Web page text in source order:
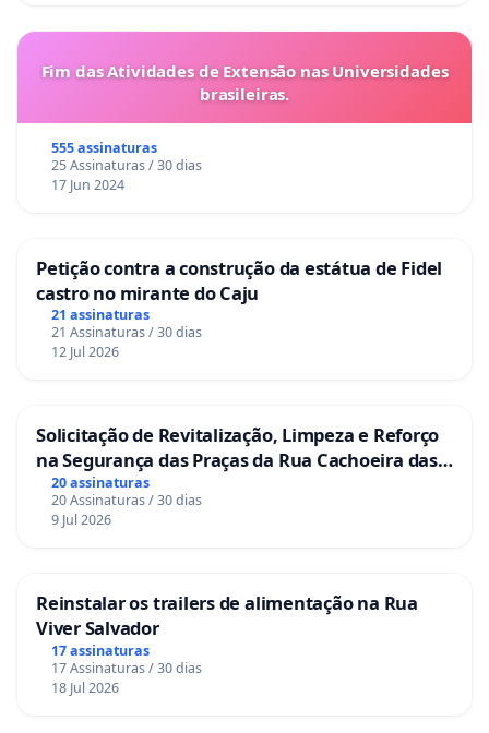
Fim das Atividades de Extensão nas Universidades
brasileiras.
555 assinaturas
25 Assinaturas / 30 dias
17 Jun 2024
Petição contra a construção da estátua de Fidel
castro no mirante do Caju
21 assinaturas
21 Assinaturas / 30 dias
12 Jul 2026
Solicitação de Revitalização, Limpeza e Reforço
na Segurança das Praças da Rua Cachoeira das
Sete Ilhas
20 assinaturas
20 Assinaturas / 30 dias
9 Jul 2026
Reinstalar os trailers de alimentação na Rua
Viver Salvador
17 assinaturas
17 Assinaturas / 30 dias
18 Jul 2026